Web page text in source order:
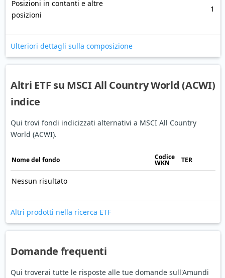
Posizioni in contanti e altre
posizioni
1
Ulteriori dettagli sulla composizione
Altri ETF su MSCI All Country World (ACWI)
indice
Qui trovi fondi indicizzati alternativi a MSCI All Country
World (ACWI).
Nome del fondo Codice
WKN TER
Nessun risultato
Altri prodotti nella ricerca ETF
Domande frequenti
Qui troverai tutte le risposte alle tue domande sull'Amundi